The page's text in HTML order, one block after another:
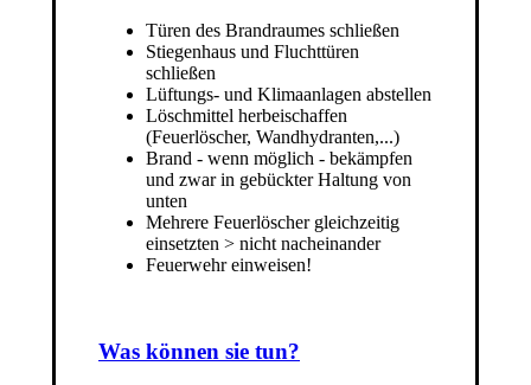
Türen des Brandraumes schließen
Stiegenhaus und Fluchttüren
schließen
Lüftungs- und Klimaanlagen abstellen
Löschmittel herbeischaffen
(Feuerlöscher, Wandhydranten,...)
Brand - wenn möglich - bekämpfen
und zwar in gebückter Haltung von
unten
Mehrere Feuerlöscher gleichzeitig
einsetzten > nicht nacheinander
Feuerwehr einweisen!
Was können sie tun?